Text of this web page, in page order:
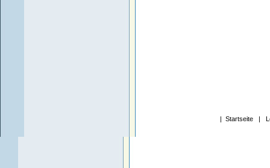
| Startseite |